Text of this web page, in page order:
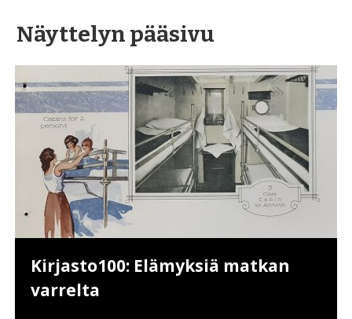
Näyttelyn pääsivu
Kirjasto100: Elämyksiä matkan
varrelta